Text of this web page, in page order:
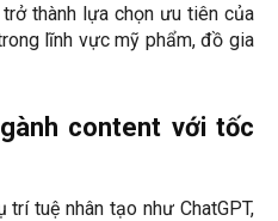
thành lựa chọn ưu tiên của
lĩnh vực mỹ phẩm, đồ gia
content với tốc
tuệ nhân tạo như ChatGPT,